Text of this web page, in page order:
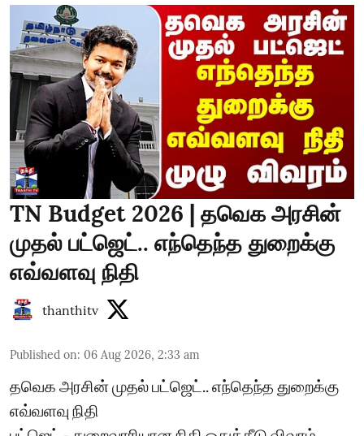
TN Budget 2026 | தவெக அரசின்
முதல் பட்ஜெட்.. எந்தெந்த துறைக்கு
எவ்வளவு நிதி
thanthitv
Published on: 06 Aug 2026, 2:33 am
தவெக அரசின் முதல் பட்ஜெட்.. எந்தெந்த துறைக்கு
எவ்வளவு நிதி